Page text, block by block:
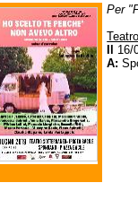
Per
Teatro
16/
A: